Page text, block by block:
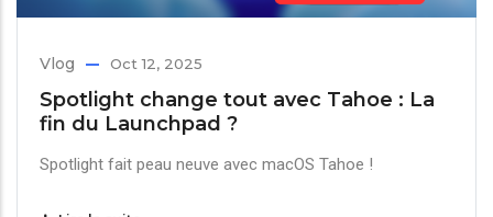
Vlog Oct 12, 2025
Spotlight change tout avec Tahoe : La
fin du Launchpad ?
Spotlight fait peau neuve avec macOS Tahoe !